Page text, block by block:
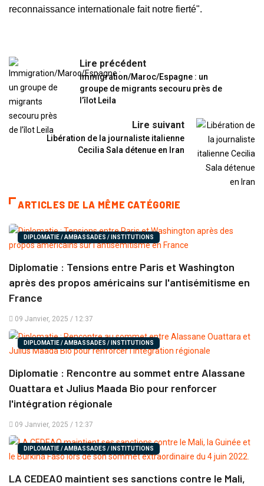
reconnaissance internationale fait notre fierté".
Lire précédent
Immigration/Maroc/Espagne : un
groupe de migrants secouru près de
l’îlot Leila
Lire suivant
Libération de la journaliste italienne
Cecilia Sala détenue en Iran
ARTICLES DE LA MÊME CATÉGORIE
DIPLOMATIE / AMBASSADES / INSTITUTIONS
Diplomatie : Tensions entre Paris et Washington
après des propos américains sur l'antisémitisme en
France
09 Janvier, 2025 / 12:37
DIPLOMATIE / AMBASSADES / INSTITUTIONS
Diplomatie : Rencontre au sommet entre Alassane
Ouattara et Julius Maada Bio pour renforcer
l'intégration régionale
09 Janvier, 2025 / 12:37
DIPLOMATIE / AMBASSADES / INSTITUTIONS
LA CEDEAO maintient ses sanctions contre le Mali,